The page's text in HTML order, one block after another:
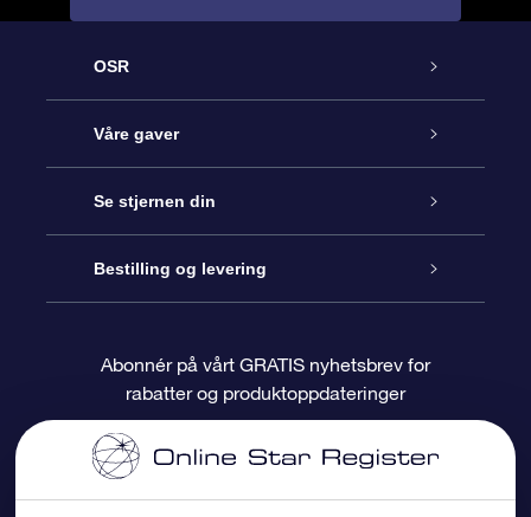
OSR
Kundeservice
Kontakt oss
Bloggen
Anmeldelser
Våre gaver
Online Stjernegave
OSR Gavepakke
OSR-gavekortet
Bedriftsgaver
Se stjernen din
Star Register
Pesontilpasset stjerneside
One Million Stars
Bestilling og levering
Betalingsinformasjon
Fraktinformasjon
Abonnér på vårt GRATIS nyhetsbrev for
rabatter og produktoppdateringer